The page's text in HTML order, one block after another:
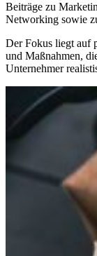
Beiträge zu
Networking sowie
Der Fokus liegt auf
und Maßnahmen,
Unternehmer